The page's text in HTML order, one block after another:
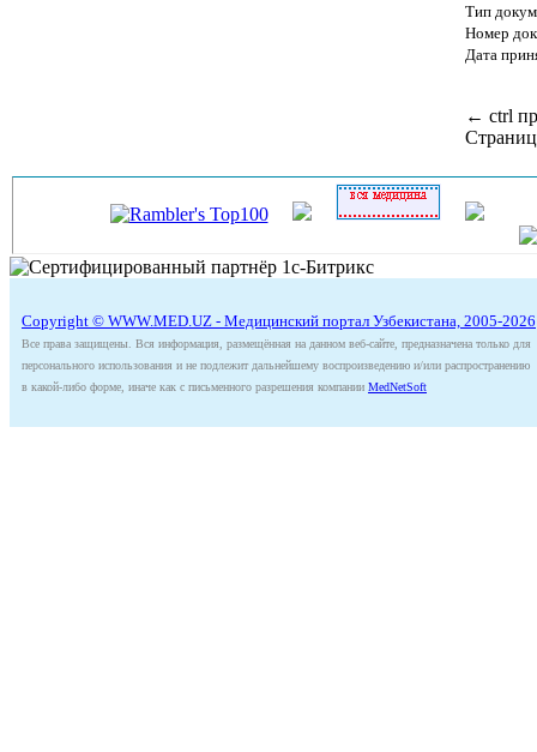
Тип
Номер
Дата
← ctrl
Copyright © WWW.MED.UZ - Медицинский портал Узбекистана, 2005-2026
Все права защищены. Вся информация, размещённая на данном веб-сайте, предназначена только для
персонального использования и не подлежит дальнейшему воспроизведению и/или распространению
в какой-либо форме, иначе как с письменного разрешения компании MedNetSoft